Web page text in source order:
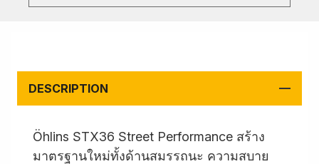
DESCRIPTION
Öhlins STX36 Street Performance สร้าง
มาตรฐานใหม่ทั้งด้านสมรรถนะ ความสบาย